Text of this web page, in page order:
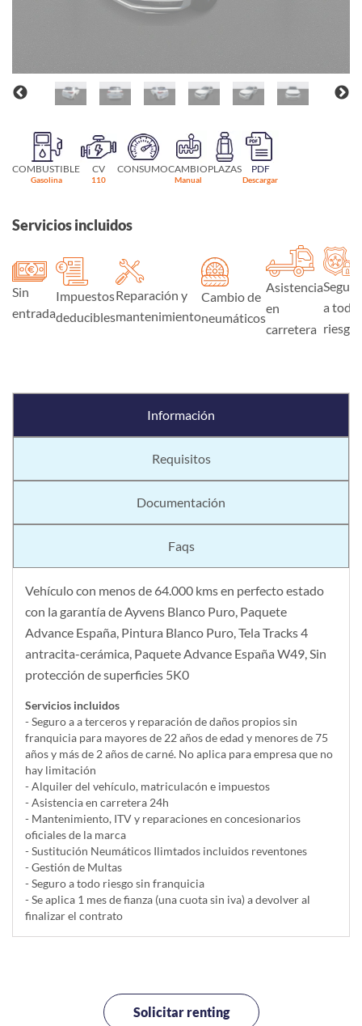
COMBUSTIBLE
Gasolina
CV
110
CONSUMOCAMBIO
Manual
PLAZAS PDF
Descargar
Servicios incluidos
Sin
entrada
Impuestos
deducibles
Reparación y
mantenimiento
Cambio de
neumáticos
Asistencia
en
carretera
Seguro
a todo
riesgo
Información
Requisitos
Documentación
Faqs
Vehículo con menos de 64.000 kms en perfecto estado
con la garantía de Ayvens Blanco Puro, Paquete
Advance España, Pintura Blanco Puro, Tela Tracks 4
antracita-cerámica, Paquete Advance España W49, Sin
protección de superficies 5K0
Servicios incluidos
- Seguro a a terceros y reparación de daños propios sin
franquicia para mayores de 22 años de edad y menores de 75
años y más de 2 años de carné. No aplica para empresa que no
hay limitación
- Alquiler del vehí­culo, matriculacón e impuestos
- Asistencia en carretera 24h
- Mantenimiento, ITV y reparaciones en concesionarios
oficiales de la marca
- Sustitución Neumáticos Ilimtados incluidos reventones
- Gestión de Multas
- Seguro a todo riesgo sin franquicia
- Se aplica 1 mes de fianza (una cuota sin iva) a devolver al
finalizar el contrato
Solicitar renting